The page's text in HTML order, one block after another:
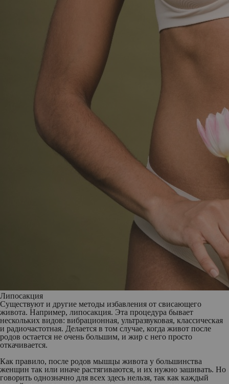
Липосакция
Существуют и другие методы избавления от свисающего
живота. Например, липосакция. Эта процедура бывает
нескольких видов: вибрационная, ультразвуковая, классическая
и радиочастотная. Делается в том случае, когда живот после
родов остается не очень большим, и жир с него просто
откачивается.
Как правило, после родов мышцы живота у большинства
женщин так или иначе растягиваются, и их нужно зашивать. Но
говорить однозначно для всех здесь нельзя, так как каждый